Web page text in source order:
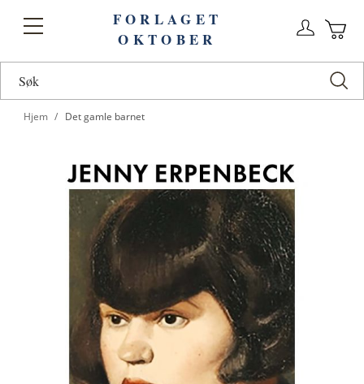
Toggle
FORLAGET
OKTOBER
Hjem Det gamle barnet